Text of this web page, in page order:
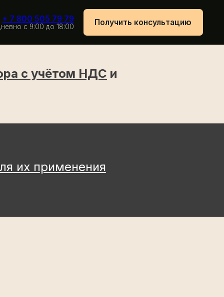
79
18:00 Получить консультацию
с учётом НДС и
их применения